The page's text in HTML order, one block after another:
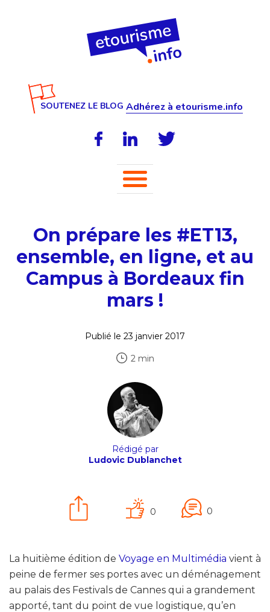
SOUTENEZ LE BLOG Adhérez à etourisme.info
On prépare les #ET13,
ensemble, en ligne, et au
Campus à Bordeaux fin
mars !
Publié le 23 janvier 2017
2 min
Rédigé par
Ludovic Dublanchet
0 0
La huitième édition de Voyage en Multimédia vient à
peine de fermer ses portes avec un déménagement
au palais des Festivals de Cannes qui a grandement
apporté, tant du point de vue logistique, qu’en